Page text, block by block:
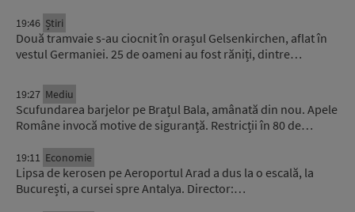
19:46 Știri
Două tramvaie s-au ciocnit în orașul Gelsenkirchen, aflat în
vestul Germaniei. 25 de oameni au fost răniți, dintre…
19:27 Mediu
Scufundarea barjelor pe Brațul Bala, amânată din nou. Apele
Române invocă motive de siguranță. Restricții în 80 de…
19:11 Economie
Lipsa de kerosen pe Aeroportul Arad a dus la o escală, la
București, a cursei spre Antalya. Director:…